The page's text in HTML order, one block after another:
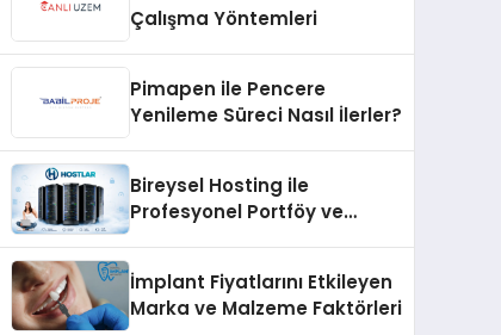
Çalışma Yöntemleri
Pimapen ile Pencere
Yenileme Süreci Nasıl İlerler?
Bireysel Hosting ile
Profesyonel Portföy ve
İmplant Fiyatlarını Etkileyen
Marka ve Malzeme Faktörleri